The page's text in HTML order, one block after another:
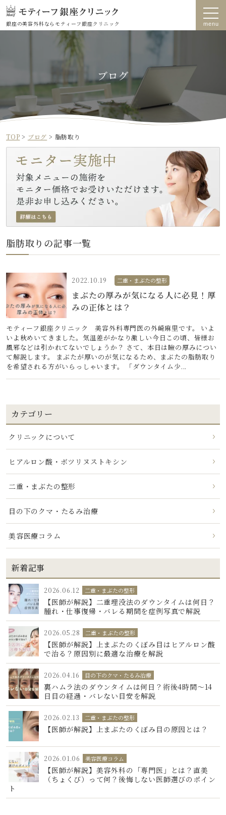
銀座の美容外科なら モティーフ銀座クリニック
ブログ
TOP > ブログ > 脂肪取り
脂肪取りの記事一覧
2022.10.19 二重・まぶたの整形
まぶたの厚みが気になる人に必見！厚
みの正体とは？
モティーフ銀座クリニック 美容外科専門医の外崎麻里です。 いよ
いよ秋めいてきました。気温差がかなり激しい今日この頃、皆様お
風邪などは引かれてないでしょうか？ さて、本日は瞼の厚みについ
て解説します。 まぶたが厚いのが気になるため、まぶたの脂肪取り
を希望される方がいらっしゃいます。 「ダウンタイム少...
カテゴリー
クリニックについて
ヒアルロン酸・ボツリヌストキシン
二重・まぶたの整形
目の下のクマ・たるみ治療
美容医療コラム
新着記事
2026.06.12 二重・まぶたの整形
【医師が解説】二重埋没法のダウンタイムは何日？
腫れ・仕事復帰・バレる期間を症例写真で解説
2026.05.28 二重・まぶたの整形
【医師が解説】上まぶたのくぼみ目はヒアルロン酸
で治る？原因別に最適な治療を解説
2026.04.16 目の下のクマ・たるみ治療
裏ハムラ法のダウンタイムは何日？術後4時間〜14
日目の経過・バレない目安を解説
2026.02.13 二重・まぶたの整形
【医師が解説】上まぶたのくぼみ目の原因とは？
2026.01.06 美容医療コラム
【医師が解説】美容外科の「専門医」とは？直美
（ちょくび）って何？後悔しない医師選びのポイン
ト